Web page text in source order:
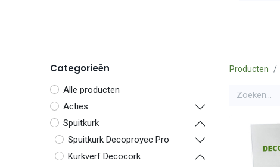
Categorieën
Alle producten
Acties
Spuitkurk
Spuitkurk Decoproyec Pro
Kurkverf Decocork
Producten